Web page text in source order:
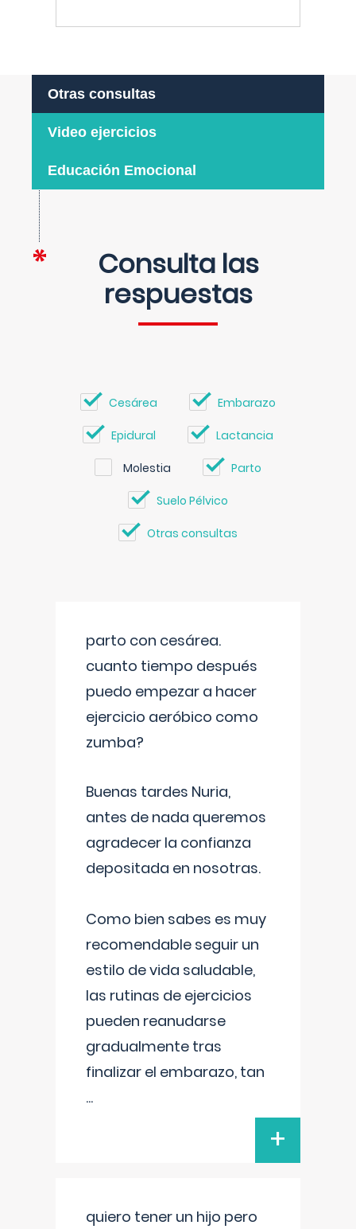
Otras consultas
Video ejercicios
Educación Emocional
Consulta las
respuestas
Cesárea Embarazo
Epidural Lactancia
Molestia Parto
Suelo Pélvico
Otras consultas
parto con cesárea.
cuanto tiempo después
puedo empezar a hacer
ejercicio aeróbico como
zumba?
Buenas tardes Nuria,
antes de nada queremos
agradecer la confianza
depositada en nosotras.
Como bien sabes es muy
recomendable seguir un
estilo de vida saludable,
las rutinas de ejercicios
pueden reanudarse
gradualmente tras
finalizar el embarazo, tan
...
+
quiero tener un hijo pero